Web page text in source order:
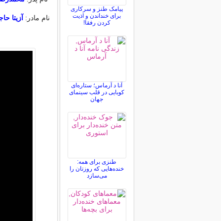
نام مادر: آزیتا
پیامک طنز و سرکاری
برای خنداندن و اذیت
کردن رفقا!
آنا د آرماس؛ ستاره‌ای
کوبایی در قلب سینمای
جهان
طنزی برای همه:
خنده‌هایی که روزتان را
می‌سازد